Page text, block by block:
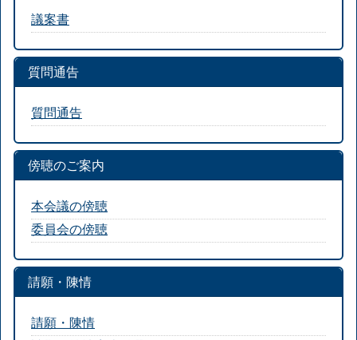
議案書
質問通告
質問通告
傍聴のご案内
本会議の傍聴
委員会の傍聴
請願・陳情
請願・陳情